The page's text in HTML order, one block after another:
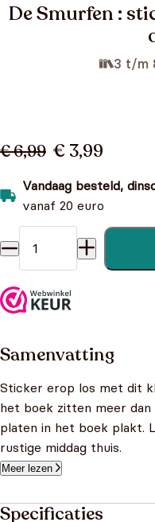
De Smurfen :
3 t/m
€ 6,99 € 3,99
Vandaag besteld,
vanaf 20 euro
De Smurfen : sticker- en
Samenvatting
Sticker erop los met dit
het boek zitten meer
platen in het boek plakt.
rustige middag thuis.
Meer lezen
Specificaties